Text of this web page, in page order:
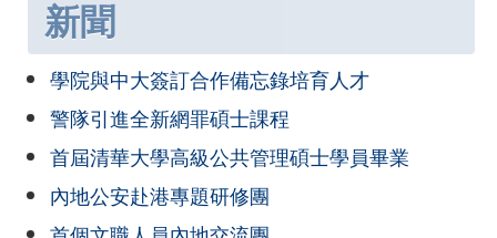
新聞
學院與中大簽訂合作備忘錄培育人才
警隊引進全新網罪碩士課程
首屆清華大學高級公共管理碩士學員畢業
內地公安赴港專題研修團